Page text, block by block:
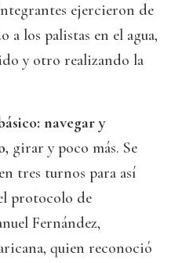
ejercieron de
los palistas en el agua,
y otro realizando la
navegar y
girar y poco más. Se
tres turnos para así
protocolo de
Fernández,
quien reconoció